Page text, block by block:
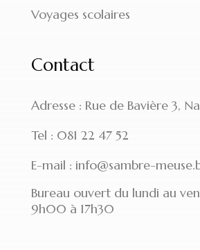
Voyages scolaires
Contact
Adresse : Rue de Bavière 3,
Tel : 081 22 47 52
E-mail : info@sambre-
Bureau ouvert du lundi au
9h00 à 17h30